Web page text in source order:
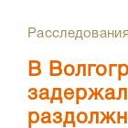
Расследования
В